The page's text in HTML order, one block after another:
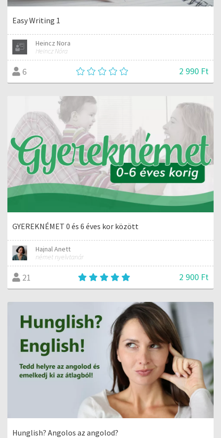
Easy Writing 1
Heincz Nora
Heincz Nóra
6 2 990 Ft
GYEREKNÉMET 0 és 6 éves kor között
Hajnal Anett
német nyelvtanár
21 2 900 Ft
Hunglish? Angolos az angolod?